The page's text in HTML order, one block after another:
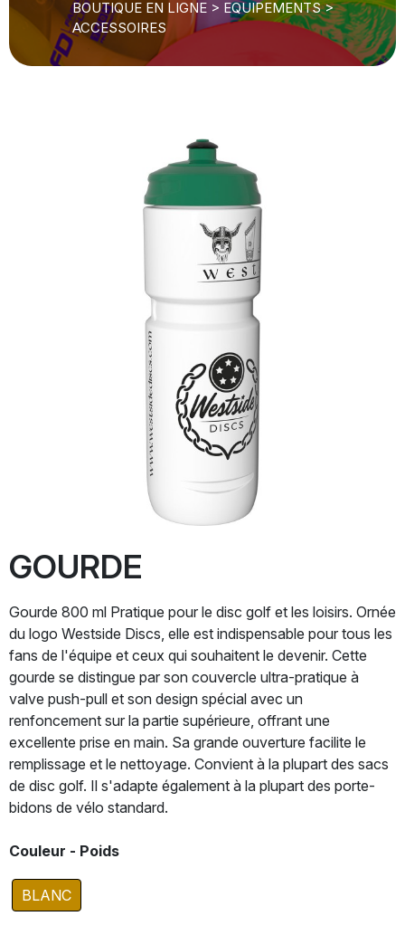
BOUTIQUE EN LIGNE > EQUIPEMENTS>
ACCESSOIRES
GOURDE
Gourde 800 ml Pratique pour le disc golf et les loisirs. Ornée
du logo Westside Discs, elle est indispensable pour tous les
fans de l'équipe et ceux qui souhaitent le devenir. Cette
gourde se distingue par son couvercle ultra-pratique à
valve push-pull et son design spécial avec un
renfoncement sur la partie supérieure, offrant une
excellente prise en main. Sa grande ouverture facilite le
remplissage et le nettoyage. Convient à la plupart des sacs
de disc golf. Il s'adapte également à la plupart des porte-
bidons de vélo standard.
Couleur - Poids
BLANC